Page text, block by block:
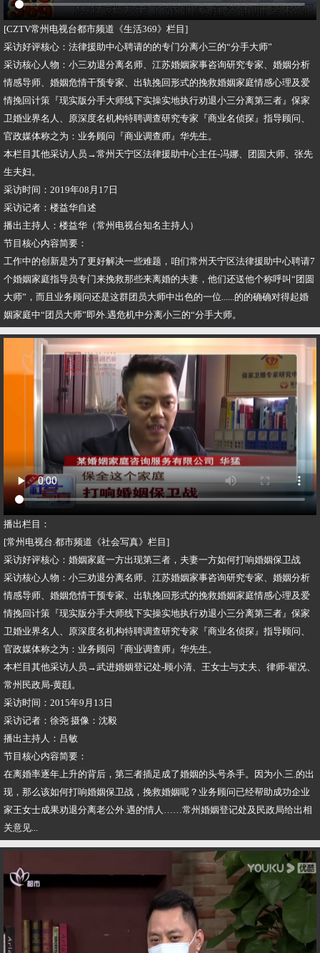
[CZTV常州电视台都市频道《生活369》栏目]
采访好评核心：法律援助中心聘请的的专门分离小三的“分手大师”
采访核心人物：小三劝退分离名师、江苏婚姻家事咨询研究专家、婚姻分析
情感导师、婚姻危情干预专家、出轨挽回形式的挽救婚姻家庭情感心理及爱
情挽回计策『现实版分手大师线下实操实地执行劝退小三分离第三者』保家
卫婚业界名人、原深度名机构特聘调查研究专家『商业名侦探』指导顾问、
官政媒体称之为：业务顾问『商业调查师』华先生。
本栏目其他采访人员→常州天宁区法律援助中心主任-冯娜、团圆大师、张先
生夫妇。
采访时间：2019年08月17日
采访记者：楼益华自述
播出主持人：楼益华（常州电视台知名主持人）
节目核心内容简要：
工作中的创新是为了更好解决一些难题，咱们常州天宁区法律援助中心聘请7
个婚姻家庭指导员专门来挽救那些来离婚的夫妻，他们还送他个称呼叫“团圆
大师”，而且业务顾问还是这群团员大师中出色的一位......的的确确对得起婚
姻家庭中“团员大师”即外.遇危机中分离小三的“分手大师。
播出栏目：
[常州电视台.都市频道《社会写真》栏目]
采访好评核心：婚姻家庭一方出现第三者，夫妻一方如何打响婚姻保卫战
采访核心人物：小三劝退分离名师、江苏婚姻家事咨询研究专家、婚姻分析
情感导师、婚姻危情干预专家、出轨挽回形式的挽救婚姻家庭情感心理及爱
情挽回计策『现实版分手大师线下实操实地执行劝退小三分离第三者』保家
卫婚业界名人、原深度名机构特聘调查研究专家『商业名侦探』指导顾问、
官政媒体称之为：业务顾问『商业调查师』华先生。
本栏目其他采访人员→武进婚姻登记处-顾小清、王女士与丈夫、律师-翟况、
常州民政局-黄颋。
采访时间：2015年9月13日
采访记者：徐尧 摄像：沈毅
播出主持人：吕敏
节目核心内容简要：
在离婚率逐年上升的背后，第三者插足成了婚姻的头号杀手。因为小.三.的出
现，那么该如何打响婚姻保卫战，挽救婚姻呢？业务顾问已经帮助成功企业
家王女士成果劝退分离老公外.遇的情人……常州婚姻登记处及民政局给出相
关意见...